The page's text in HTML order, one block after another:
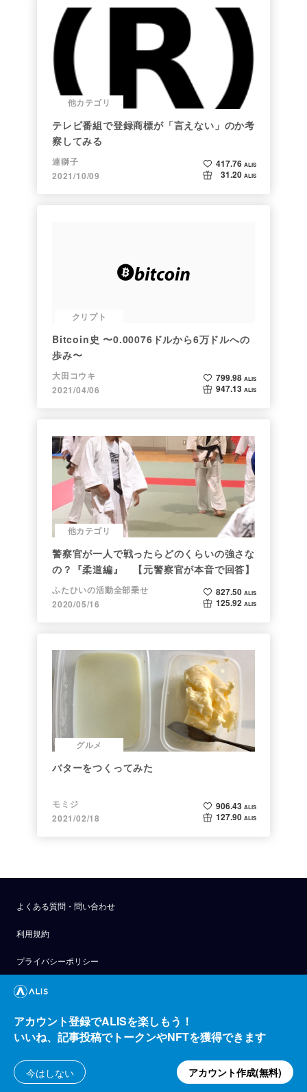
他カテゴリ
テレビ番組で登録商標が「言えない」のか考
察してみる
連獅子
2021/10/09
417.76 ALIS
31.20 ALIS
クリプト
Bitcoin史 〜0.00076ドルから6万ドルへの
歩み〜
大田コウキ
2021/04/06
799.98 ALIS
947.13 ALIS
他カテゴリ
警察官が一人で戦ったらどのくらいの強さな
の？『柔道編』 【元警察官が本音で回答】
ふたひいの活動全部乗せ
2020/05/16
827.50 ALIS
125.92 ALIS
グルメ
バターをつくってみた
モミジ
2021/02/18
906.43 ALIS
127.90 ALIS
よくある質問・問い合わせ
利用規約
プライバシーポリシー
公式アナウンス
技術ブログ
API
運営会社
アカウント登録でALISを楽しもう！
いいね、記事投稿でトークンやNFTを獲得できます
今はしない アカウント作成(無料)